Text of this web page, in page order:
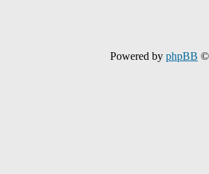
Powered by phpBB ©